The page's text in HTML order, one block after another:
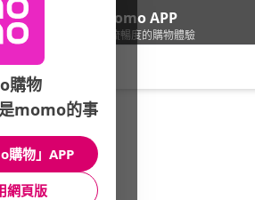
下載momo APP
給你3倍流暢度的購物體驗
電腦/組件/組裝電腦配件
本館精選商品
館長推薦 月銷量
購物
momo的事
購物」APP
網頁版